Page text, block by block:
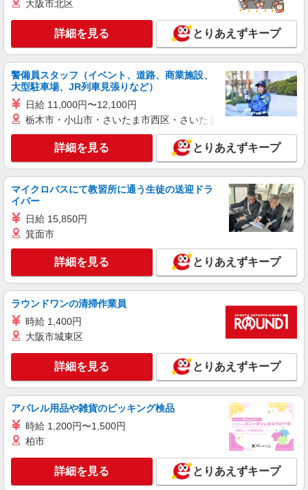
す ※時間外手当はお時給の1.25倍です！
キープ 詳細を見る
派遣社員
株式会社シーエーセールススタッフ/tkMK41266b
アパレル販売
時給1500円〜1550円 ※経験・能力による
【月収例】1500円×8時間×22日＝264,000＋残業代
（時給×1.25倍）※スキルにより異なります。
171-0021 東京都豊島区西池袋1-11-1 ルミネ
池袋 6F
キープ 詳細を見る
派遣社員
株式会社シーエーセールススタッフ/tkOR25853a
時給1550円〜1600円
キープ 詳細を見る
シビラ 池袋東武店
百貨店内のアパレルスタッフ
月給22万5,834円〜25万円 固定残業時間（トー
タル） 5.00時間/月 残業代 9,000円 ・固定残業代
が含まれる方は、時間外労働の有無にかかわらず
支給し、5時間を超える分については追加で支給い
たします。 ・店舗売上予算達成度合いに応じて別
途業績給の支給あ り 経験やスキルにより考慮いた
します。
■シビラ 池袋東武店 東京都豊島区西池袋1-1-
キープ 詳細を見る
大阪市北区
詳細を見る とりあえずキープ
警備員スタッフ（イベント、道路、商業施設、
大型駐車場、JR列車見張りなど）
日給 11,000円〜12,100円
栃木市・小山市・さいたま市西区・さいたま市岩槻区・久喜市・
詳細を見る とりあえずキープ
マイクロバスにて教習所に通う生徒の送迎ドラ
イバー
日給 15,850円
箕面市
詳細を見る とりあえずキープ
ラウンドワンの清掃作業員
時給 1,400円
大阪市城東区
詳細を見る とりあえずキープ
アパレル用品や雑貨のピッキング検品
時給 1,200円〜1,500円
柏市
詳細を見る とりあえずキープ